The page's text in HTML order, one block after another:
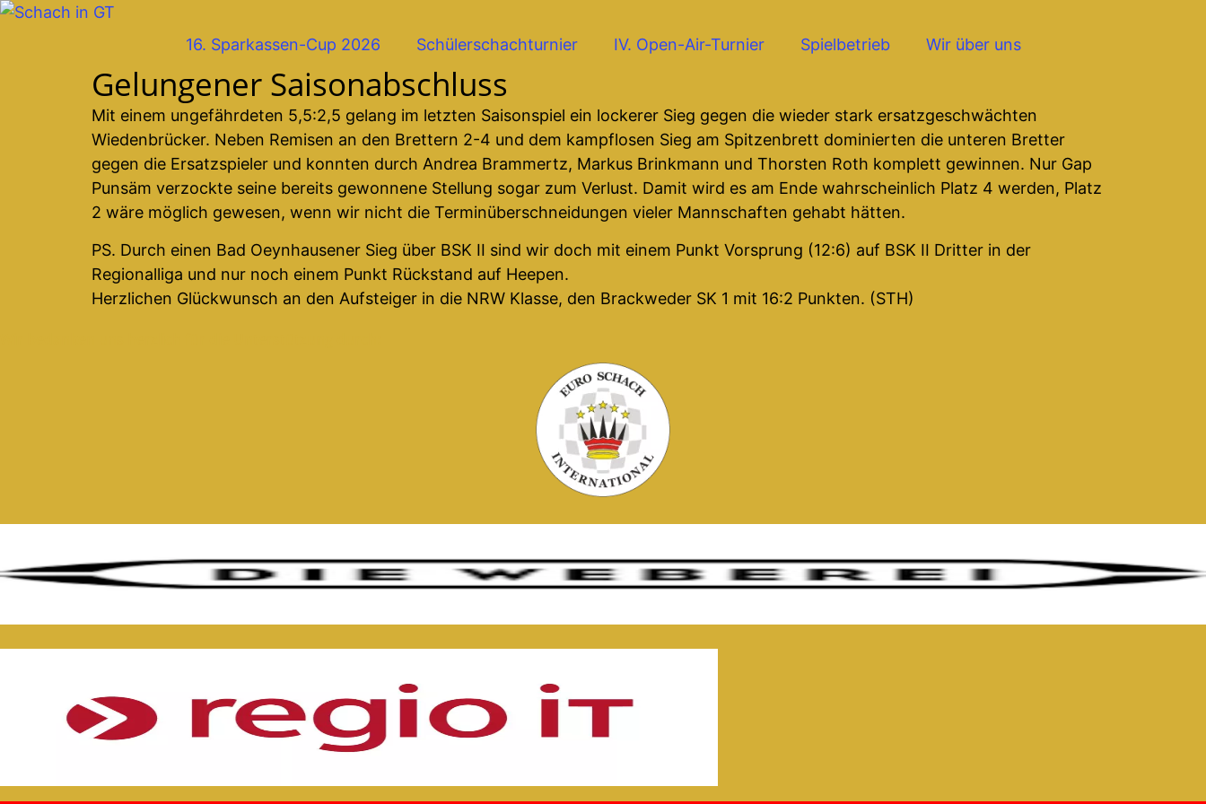
Zum
16. Sparkassen-Cup 2026 Schülerschachturnier IV. Open-Air-Turnier Spielbetrieb Wir über uns
Gelungener Saisonabschluss
Mit einem ungefährdeten 5,5:2,5 gelang im letzten Saisonspiel ein lockerer Sieg gegen die wieder stark ersatzgeschwächten
Wiedenbrücker. Neben Remisen an den Brettern 2-4 und dem kampflosen Sieg am Spitzenbrett dominierten die unteren Bretter
gegen die Ersatzspieler und konnten durch Andrea Brammertz, Markus Brinkmann und Thorsten Roth komplett gewinnen. Nur Gap
Punsäm verzockte seine bereits gewonnene Stellung sogar zum Verlust. Damit wird es am Ende wahrscheinlich Platz 4 werden, Platz
2 wäre möglich gewesen, wenn wir nicht die Terminüberschneidungen vieler Mannschaften gehabt hätten.
PS. Durch einen Bad Oeynhausener Sieg über BSK II sind wir doch mit einem Punkt Vorsprung (12:6) auf BSK II Dritter in der
Regionalliga und nur noch einem Punkt Rückstand auf Heepen.
Herzlichen Glückwunsch an den Aufsteiger in die NRW Klasse, den Brackweder SK 1 mit 16:2 Punkten. (STH)